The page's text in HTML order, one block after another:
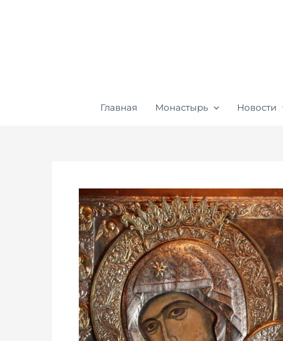
Главная Монастырь Новости